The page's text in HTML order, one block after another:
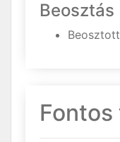
Beosztás
Beosztott